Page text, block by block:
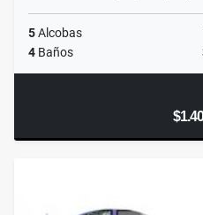
5Alcobas
4 Baños